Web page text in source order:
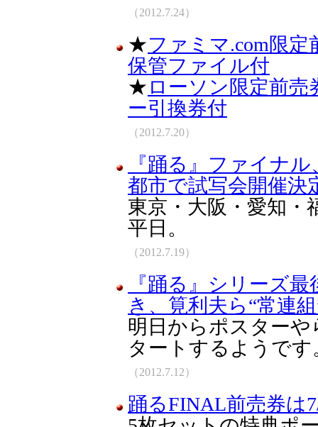
（2012.7.24）
★ファミマ.com限
保管ファイル付
★ ローソン限定前
ー引換券付
（2012.7.20）
『踊る』ファイナ
都市で試写会開催決
東京・大阪・愛知・
平日。
（2012.7.19）
『踊る』シリーズ
き、筧利夫ら“常連
明日からポスターや
タートするようです
（2012.7.12）
踊るFINAL前売券は